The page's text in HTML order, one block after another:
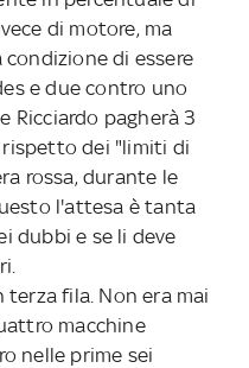
di motore, ma
di essere
e due contro uno
Ricciardo pagherà 3
dei "limiti di
rossa, durante le
l'attesa è tanta
dubbi e se li deve
fila. Non era mai
macchine
nelle prime sei